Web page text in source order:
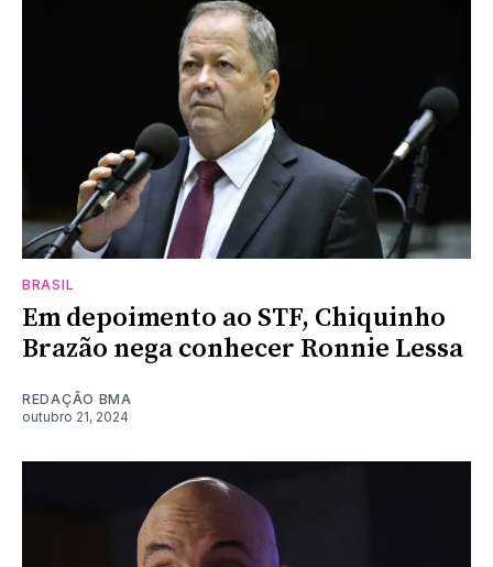
BRASIL
Em depoimento ao STF, Chiquinho
Brazão nega conhecer Ronnie Lessa
REDAÇÃO BMA
outubro 21, 2024